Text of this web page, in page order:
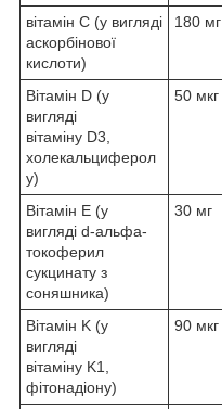
вітамін C (у вигляді
аскорбінової
кислоти)
180 мг
Вітамін D (у
вигляді
вітаміну D3,
холекальциферол
у)
50 мкг
Вітамін E (у
вигляді d-альфа-
токоферил
сукцинату з
соняшника)
30 мг
Вітамін K (у
вигляді
вітаміну K1,
фітонадіону)
90 мкг